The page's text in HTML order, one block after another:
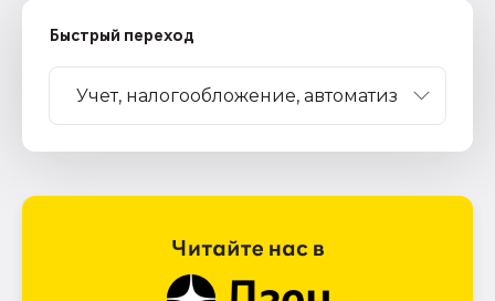
Быстрый переход